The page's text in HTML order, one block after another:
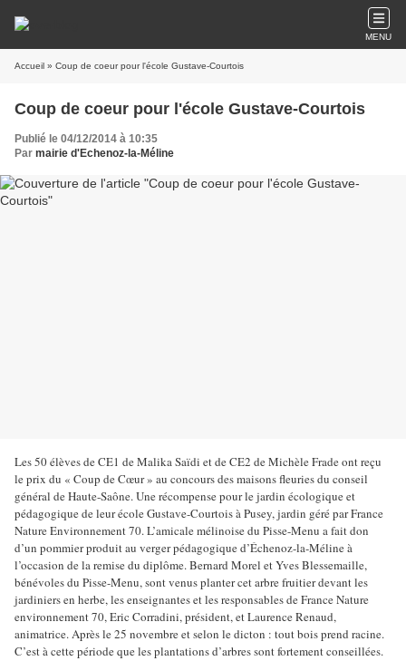
MENU
Accueil » Coup de coeur pour l'école Gustave-Courtois
Coup de coeur pour l'école Gustave-Courtois
Publié le 04/12/2014 à 10:35
Par mairie d'Echenoz-la-Méline
Les 50 élèves de CE1 de Malika Saïdi et de CE2 de Michèle Frade ont reçu
le prix du « Coup de Cœur » au concours des maisons fleuries du conseil
général de Haute-Saône. Une récompense pour le jardin écologique et
pédagogique de leur école Gustave-Courtois à Pusey, jardin géré par France
Nature Environnement 70. L’amicale mélinoise du Pisse-Menu a fait don
d’un pommier produit au verger pédagogique d’Échenoz-la-Méline à
l’occasion de la remise du diplôme. Bernard Morel et Yves Blessemaille,
bénévoles du Pisse-Menu, sont venus planter cet arbre fruitier devant les
jardiniers en herbe, les enseignantes et les responsables de France Nature
environnement 70, Eric Corradini, président, et Laurence Renaud,
animatrice. Après le 25 novembre et selon le dicton : tout bois prend racine.
C’est à cette période que les plantations d’arbres sont fortement conseillées.